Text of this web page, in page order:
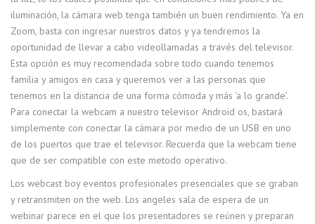
iluminación, la cámara web tenga también un buen rendimiento. Ya en
Zoom, basta con ingresar nuestros datos y ya tendremos la
oportunidad de llevar a cabo videollamadas a través del televisor.
Esta opción es muy recomendada sobre todo cuando tenemos
familia y amigos en casa y queremos ver a las personas que
tenemos en la distancia de una forma cómoda y más ‘a lo grande’.
Para conectar la webcam a nuestro televisor Android os, bastará
simplemente con conectar la cámara por medio de un USB en uno
de los puertos que trae el televisor. Recuerda que la webcam tiene
que de ser compatible con este metodo operativo.
Los webcast boy eventos profesionales presenciales que se graban
y retransmiten on the web. Los angeles sala de espera de un
webinar parece en el que los presentadores se reúnen y preparan